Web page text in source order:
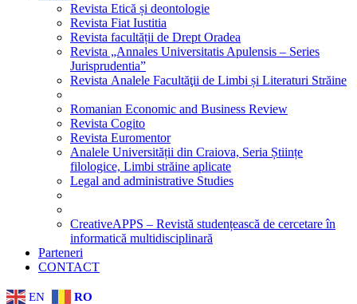
Revista Etică și deontologie
Revista Fiat Iustitia
Revista facultății de Drept Oradea
Revista „Annales Universitatis Apulensis – Series
Jurisprudentia”
Revista Analele Facultăţii de Limbi și Literaturi Străine
Romanian Economic and Business Review
Revista Cogito
Revista Euromentor
Analele Universității din Craiova, Seria Științe
filologice, Limbi străine aplicate
Legal and administrative Studies
CreativeAPPS – Revistă studențească de cercetare în
informatică multidisciplinară
Parteneri
CONTACT
EN RO